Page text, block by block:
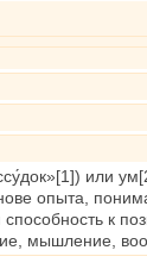
или
опыта,
к
мышление,